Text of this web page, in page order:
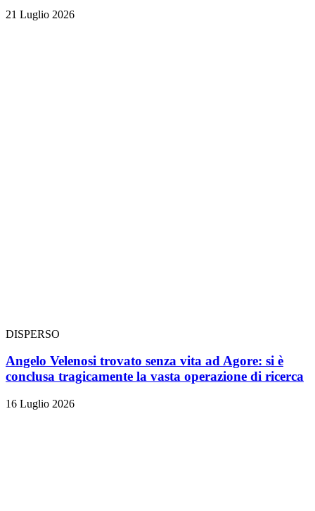
21 Luglio 2026
DISPERSO
Angelo Velenosi trovato senza vita ad Agore: si è
conclusa tragicamente la vasta operazione di ricerca
16 Luglio 2026